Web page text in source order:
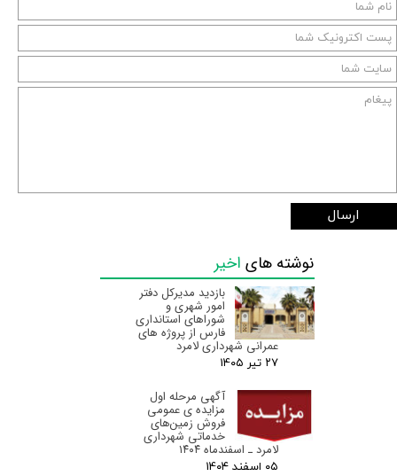
ارسال
نوشته های اخیر
بازدید مدیرکل دفتر
امور شهری و
شوراهای استانداری
فارس از پروژه های
عمرانی شهرداری لامرد
۲۷ تیر ۰۵
آگهی مرحله اول
مزایده ی عمومی
فروش زمین‌های
خدماتی شهرداری
لامرد ـ اسفندماه ۱۴۰۴
۰۵ اسفند ۰۴